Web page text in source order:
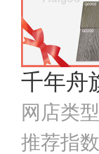
千年舟
网店类型
推荐指